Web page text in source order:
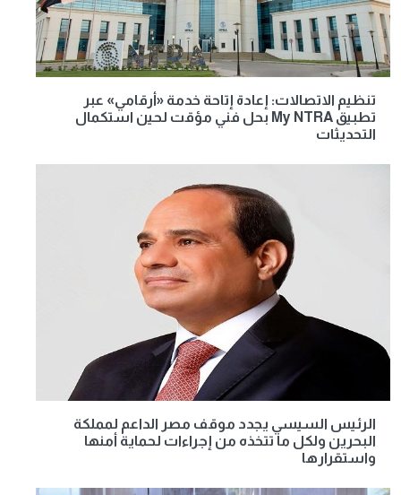
تنظيم الاتصالات: إعادة إتاحة خدمة «أرقامي» عبر
تطبيق My NTRA بحل فني مؤقت لحين استكمال
التحديثات
الرئيس السيسي يجدد موقف مصر الداعم لمملكة
البحرين ولكل ما تتخذه من إجراءات لحماية أمنها
واستقرارها